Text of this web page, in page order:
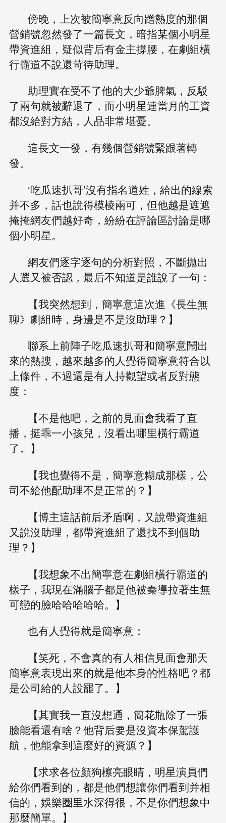
傍晚，上次被簡寧意反向蹭熱度的那個
營銷號忽然發了一篇長文，暗指某個小明星
帶資進組，疑似背后有金主撐腰，在劇組橫
行霸道不說還苛待助理。
助理實在受不了他的大少爺脾氣，反駁
了兩句就被辭退了，而小明星連當月的工資
都沒給對方結，人品非常堪憂。
這長文一發，有幾個營銷號緊跟著轉
發。
‘吃瓜速扒哥’沒有指名道姓，給出的線索
并不多，話也說得模棱兩可，但他越是遮遮
掩掩網友們越好奇，紛紛在評論區討論是哪
個小明星。
網友們逐字逐句的分析對照，不斷拋出
人選又被否認，最后不知道是誰說了一句：
【我突然想到，簡寧意這次進《長生無
聊》劇組時，身邊是不是沒助理？】
聯系上前陣子吃瓜速扒哥和簡寧意鬧出
來的熱搜，越來越多的人覺得簡寧意符合以
上條件，不過還是有人持觀望或者反對態
度：
【不是他吧，之前的見面會我看了直
播，挺乖一小孩兒，沒看出哪里橫行霸道
了。】
【我也覺得不是，簡寧意糊成那樣，公
司不給他配助理不是正常的？】
【博主這話前后矛盾啊，又說帶資進組
又說沒助理，都帶資進組了還找不到個助
理？】
【我想象不出簡寧意在劇組橫行霸道的
樣子，我現在滿腦子都是他被秦導拉著生無
可戀的臉哈哈哈哈哈。】
也有人覺得就是簡寧意：
【笑死，不會真的有人相信見面會那天
簡寧意表現出來的就是他本身的性格吧？都
是公司給的人設罷了。】
【其實我一直沒想通，簡花瓶除了一張
臉能看還有啥？他背后要是沒資本保駕護
航，他能拿到這麼好的資源？】
【求求各位顏狗檫亮眼睛，明星演員們
給你們看到的，都是他們想讓你們看到并相
信的，娛樂圈里水深得很，不是你們想象中
那麼簡單。】